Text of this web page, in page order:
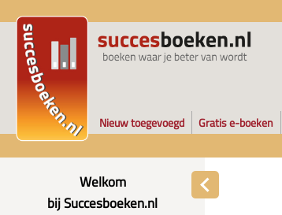
Nieuw toegevoegd Gratis e-boeken
Welkom
bij Succesboeken.nl